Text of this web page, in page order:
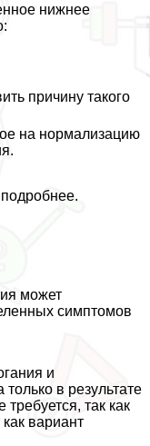
нижнее
причину такого
на нормализацию
может
симптомов
и
в результате
так как
вариант